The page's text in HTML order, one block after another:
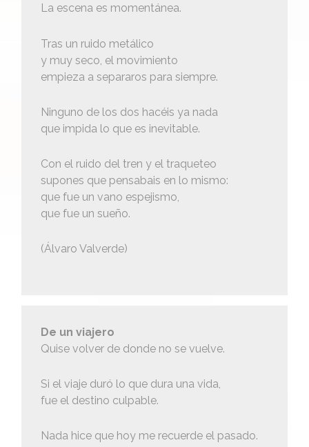
La escena es momentánea.
Tras un ruido metálico
y muy seco, el movimiento
empieza a separaros para siempre.
Ninguno de los dos hacéis ya nada
que impida lo que es inevitable.
Con el ruido del tren y el traqueteo
supones que pensabais en lo mismo:
que fue un vano espejismo,
que fue un sueño.
(Álvaro Valverde)
De un viajero
Quise volver de donde no se vuelve.
Si el viaje duró lo que dura una vida,
fue el destino culpable.
Nada hice que hoy me recuerde el pasado.